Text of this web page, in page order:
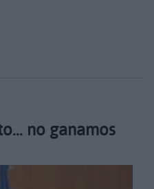
no ganamos